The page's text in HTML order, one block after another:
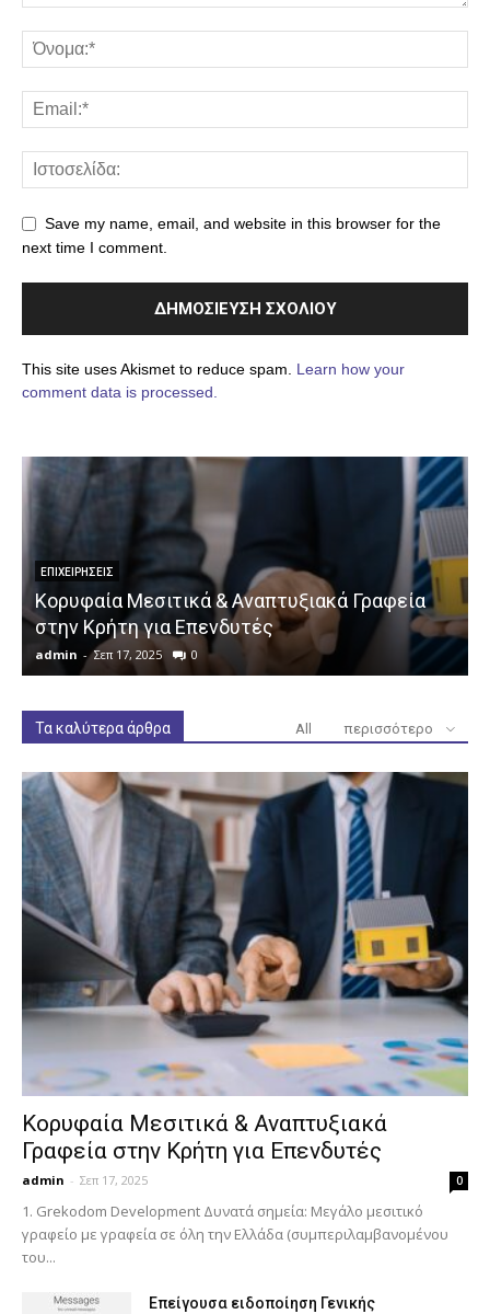
Save my name, email, and website in this browser for the
next time I comment.
This site uses Akismet to reduce spam. Learn how your
comment data is processed.
ΕΠΙΧΕΙΡΉΣΕΙΣ
Κορυφαία Μεσιτικά & Αναπτυξιακά Γραφεία
στην Κρήτη για Επενδυτές
admin - Σεπ 17, 2025 0
Τα καλύτερα άρθρα All περισσότερο
Κορυφαία Μεσιτικά & Αναπτυξιακά
Γραφεία στην Κρήτη για Επενδυτές
admin - Σεπ 17, 2025 0
1. Grekodom Development Δυνατά σημεία: Μεγάλο μεσιτικό
γραφείο με γραφεία σε όλη την Ελλάδα (συμπεριλαμβανομένου
του...
Επείγουσα ειδοποίηση Γενικής